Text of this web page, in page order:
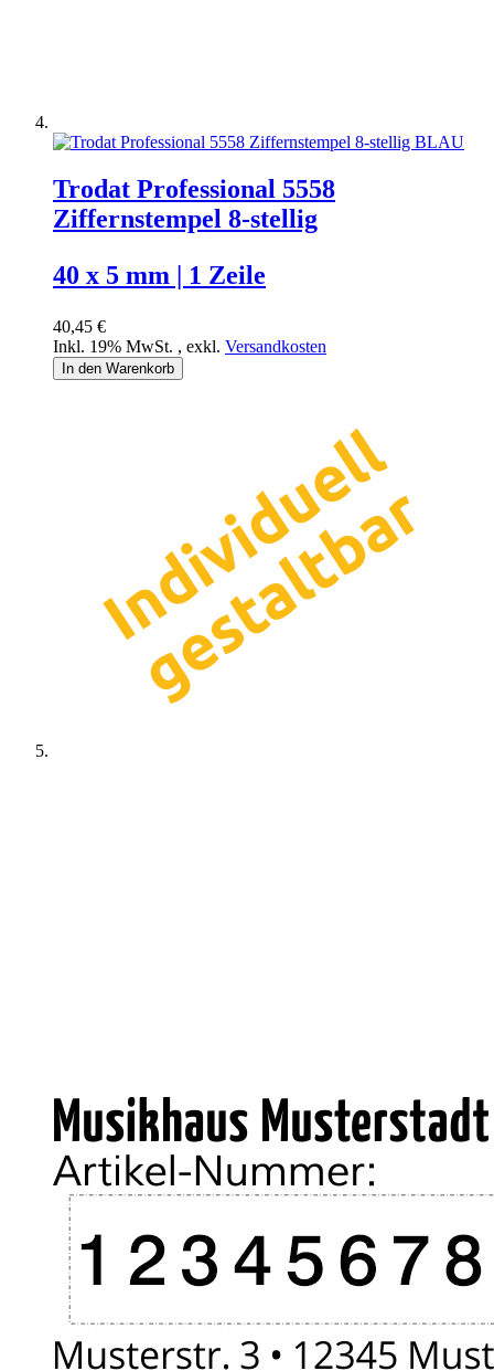
Trodat Professional 5558
Ziffernstempel 8-stellig
40 x 5 mm | 1 Zeile
40,45 €
Inkl. 19% MwSt. , exkl. Versandkosten
In den Warenkorb